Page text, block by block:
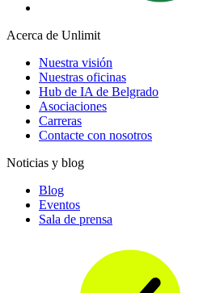
Acerca de Unlimit
Nuestra visión
Nuestras oficinas
Hub de IA de Belgrado
Asociaciones
Carreras
Contacte con nosotros
Noticias y blog
Blog
Eventos
Sala de prensa